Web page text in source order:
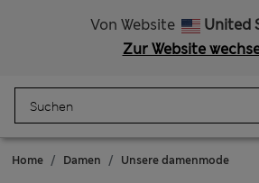
Von Website
United
Zur Website
Home Damen Unsere damenmode